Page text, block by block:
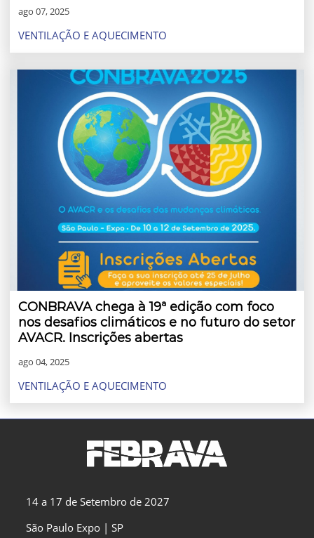
ago 07, 2025
VENTILAÇÃO E AQUECIMENTO
CONBRAVA chega à 19ª edição com foco
nos desafios climáticos e no futuro do setor
AVACR. Inscrições abertas
ago 04, 2025
VENTILAÇÃO E AQUECIMENTO
14 a 17 de Setembro de 2027
São Paulo Expo | SP